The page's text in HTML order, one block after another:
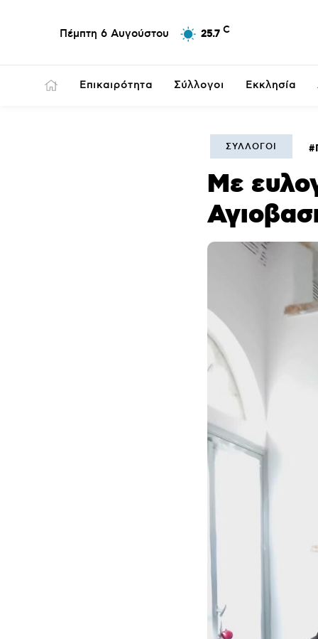
Πέμπτη 6 Αυγούστου 25.7 C
Επικαιρότητα Σύλλογοι Εκκλησία
ΣΎΛΛΟΓΟΙ
Με